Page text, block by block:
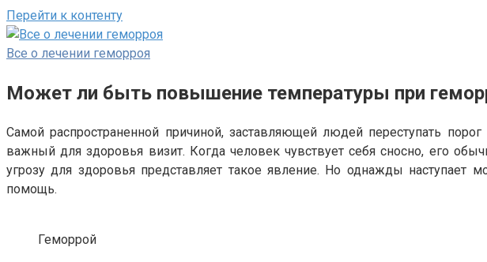
Перейти к контенту
Все о лечении геморроя
Может ли быть повышение температуры при
Самой распространенной причиной, заставляющей людей переступать
важный для здоровья визит. Когда человек чувствует себя сносно, его
угрозу для здоровья представляет такое явление. Но однажды наступает
помощь.
Геморрой